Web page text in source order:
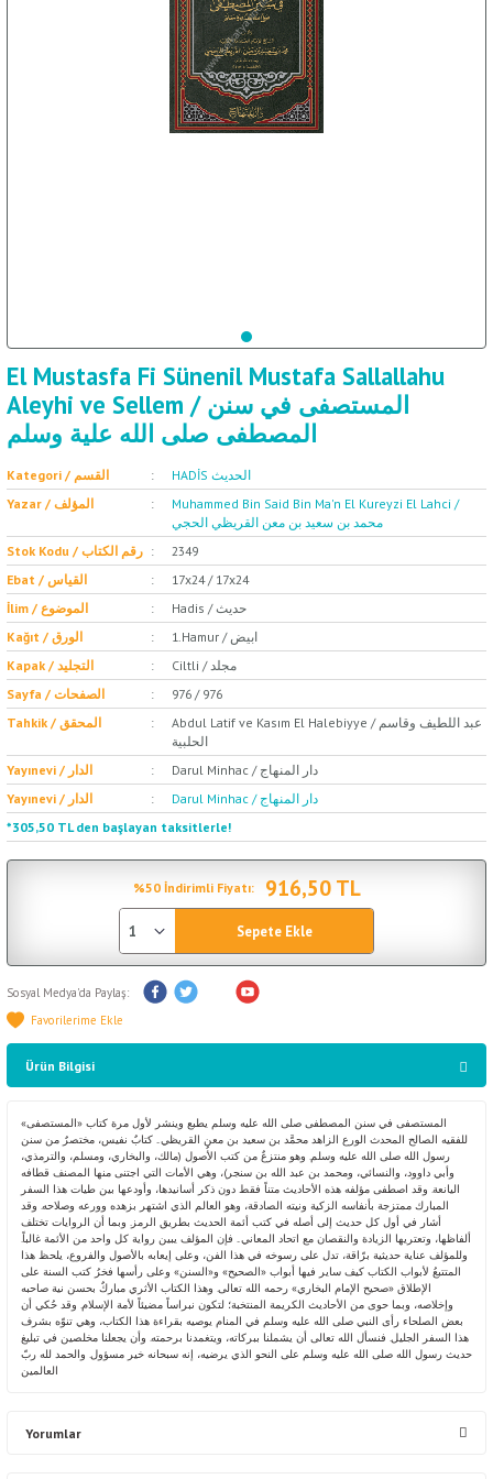
El Mustasfa Fi Sünenil Mustafa Sallallahu
Aleyhi ve Sellem / المستصفى في سنن
المصطفى صلى الله علية وسلم
Kategori / القسم
HADİS الحديث
Yazar / المؤلف
Muhammed Bin Said Bin Ma'n El Kureyzi El Lahci /
محمد بن سعيد بن معن القريظي الحجي
Stok Kodu / رقم الكتاب
2349
Ebat / القياس
17x24 / 17x24
İlim / الموضوع
Hadis / حديث
Kağıt / الورق
1.Hamur / ابيض
Kapak / التجليد
Ciltli / مجلد
Sayfa / الصفحات
976 / 976
Tahkik / المحقق
Abdul Latif ve Kasım El Halebiyye / عبد اللطيف وقاسم
الحلبية
Yayınevi / الدار
Darul Minhac / دار المنهاج
Yayınevi / الدار
Darul Minhac / دار المنهاج
*305,50 TL den başlayan taksitlerle!
%50 İndirimli Fiyatı: 916,50 TL
Sepete Ekle
Sosyal Medya'da Paylaş:
Ürün Bilgisi
المستصفى في سنن المصطفى صلى الله عليه وسلم يطبع وينشر لأول مرة كتاب «المستصفى»
للفقيه الصالح المحدث الورع الزاهد محمَّد بن سعيد بن معن القريظي.. كتابٌ نفيس، مختصرٌ من سنن
رسول الله صلى الله عليه وسلم. وهو منتزعٌ من كتب الأُصول (مالك، والبخاري، ومسلم، والترمذي،
وأبي داوود، والنسائي، ومحمد بن عبد الله بن سنجر)، وهي الأمات التي اجتنى منها المصنف قطافه
اليانعة. وقد اصطفى مؤلفه هذه الأحاديث متناً فقط دون ذكر أسانيدها، وأودعها بين طيات هذا السفر
المبارك ممتزجة بأنفاسه الزكية ونيته الصادقة، وهو العالم الذي اشتهر بزهده وورعه وصلاحه. وقد
أشار في أول كل حديث إلى أصله في كتب أئمة الحديث بطريق الرمز. وبما أن الروايات تختلف
ألفاظها، وتعتريها الزيادة والنقصان مع اتحاد المعاني.. فإن المؤلف يبين رواية كل واحد من الأئمة غالباً.
وللمؤلف عناية حديثية برّاقة، تدل على رسوخه في هذا الفن، وعلى إيعابه بالأصول والفروع، يلحظ هذا
المتتبعُ لأبواب الكتاب كيف ساير فيها أبواب «الصحيح» و«السنن» وعلى رأسها فخرُ كتب السنة على
الإطلاق «صحيح الإمام البخاري» رحمه الله تعالى. وهذا الكتاب الأثري مباركٌ بحسن نية صاحبه
وإخلاصه، وبما حوى من الأحاديث الكريمة المنتخبة؛ لتكون نبراساً مضيئاً لأمة الإسلام. وقد حُكي أن
بعض الصلحاء رأى النبي صلى الله عليه وسلم في المنام يوصيه بقراءة هذا الكتاب، وهي تنوّه بشرف
هذا السفر الجليل. فنسأل الله تعالى أن يشملنا ببركاته، ويتغمدنا برحمته. وأن يجعلنا مخلصين في تبليغ
حديث رسول الله صلى الله عليه وسلم على النحو الذي يرضيه، إنه سبحانه خير مسؤول. والحمد لله ربّ
العالمين
Yorumlar